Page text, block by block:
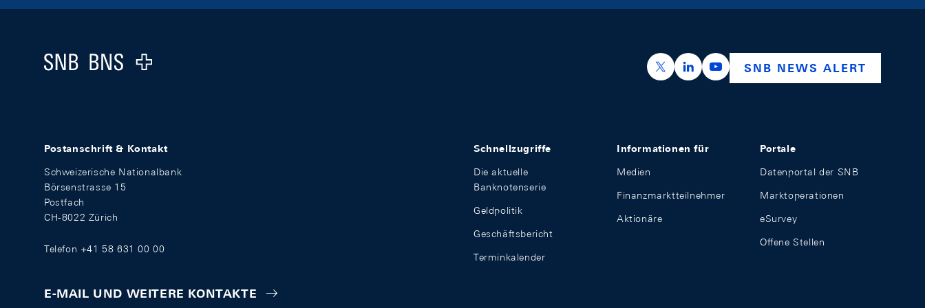
Logo
https://x.com/snb_bns
https://ch.linkedin.com/company/swiss-
https://www.youtube.com/
SNB NEWS ALERT
Postanschrift & Kontakt
Schweizerische Nationalbank
Börsenstrasse 15
Postfach
CH-8022 Zürich
Telefon +41 58 631 00 00
E-MAIL UND WEITERE KONTAKTE
Schnellzugriffe
Die aktuelle
Banknotenserie
Geldpolitik
Geschäftsbericht
Terminkalender
Informationen für
Medien
Finanzmarktteilnehmer
Aktionäre
Portale
Datenportal der SNB
Marktoperationen
eSurvey
Offene Stellen